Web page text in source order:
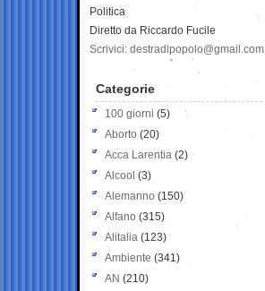
Politica
Diretto da Riccardo Fucile
Scrivici: destradipopolo@gmail.com
Categorie
100 giorni (5)
Aborto (20)
Acca Larentia (2)
Alcool (3)
Alemanno (150)
Alfano (315)
Alitalia (123)
Ambiente (341)
AN (210)